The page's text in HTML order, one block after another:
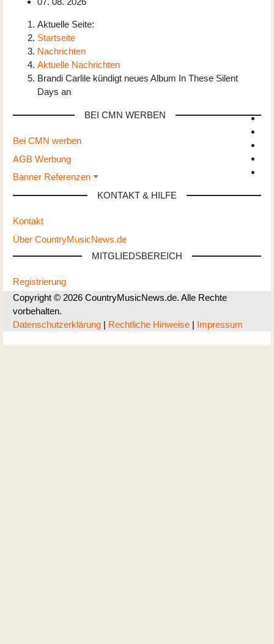
Aktuelle Seite:
Startseite
Nachrichten
Aktuelle Nachrichten
Brandi Carlile kündigt neues Album In These Silent
Days an
BEI CMN WERBEN
Bei CMN werben
AGB Werbung
Banner Referenzen
KONTAKT & HILFE
Kontakt
Über CountryMusicNews.de
MITGLIEDSBEREICH
Registrierung
Copyright © 2026 CountryMusicNews.de. Alle Rechte
vorbehalten.
Datenschutzerklärung | Rechtliche Hinweise | Impressum